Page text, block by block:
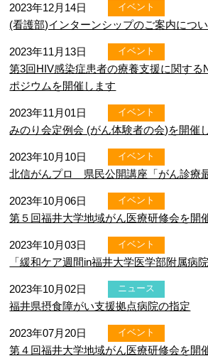
2023年12月14日 イベント
(看護部)インターンシップのご案内につ
2023年11月13日 イベント
第3回HIV感染症患者の療養支援に関する
ポジウムを開催します
2023年11月01日 イベント
みのり会定例会 (がん体験者の会)を開催
2023年10月10日 イベント
北信がんプロ 県民公開講座「がん診療
2023年10月06日 イベント
第５回福井大学地域がん医療研修会を開
2023年10月03日 イベント
「緩和ケア週間in福井大学医学部附属病
2023年10月02日 ニュース
福井県摂食障がい支援拠点病院の指定
2023年07月20日 イベント
第４回福井大学地域がん医療研修会を開